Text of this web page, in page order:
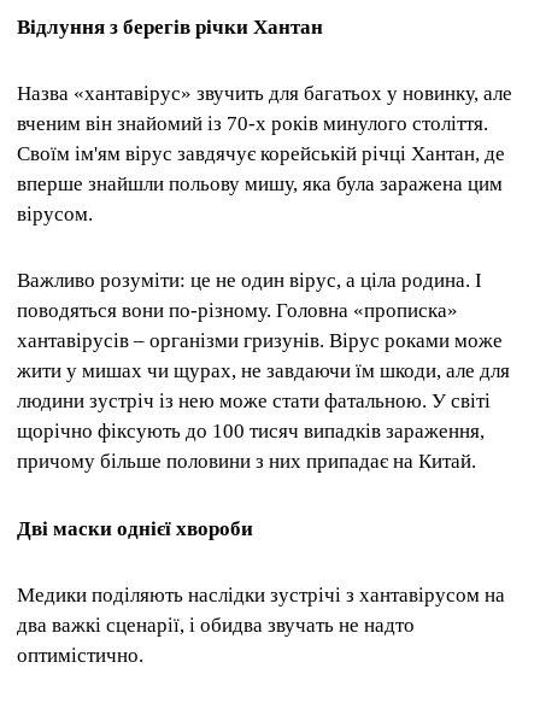
Відлуння з берегів річки Хантан
Назва «хантавірус» звучить для багатьох у новинку, але
вченим він знайомий із 70-х років минулого століття.
Своїм ім'ям вірус завдячує корейській річці Хантан, де
вперше знайшли польову мишу, яка була заражена цим
вірусом.
Важливо розуміти: це не один вірус, а ціла родина. І
поводяться вони по-різному. Головна «прописка»
хантавірусів – організми гризунів. Вірус роками може
жити у мишах чи щурах, не завдаючи їм шкоди, але для
людини зустріч із нею може стати фатальною. У світі
щорічно фіксують до 100 тисяч випадків зараження,
причому більше половини з них припадає на Китай.
Дві маски однієї хвороби
Медики поділяють наслідки зустрічі з хантавірусом на
два важкі сценарії, і обидва звучать не надто
оптимістично.